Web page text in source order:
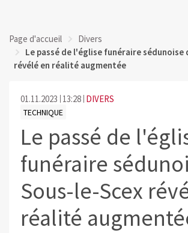
Page d'accueil
Divers
Le passé de l'église funéraire sédunoise
révélé en réalité augmentée
01.11.2023 13:28 DIVERS
TECHNIQUE
Le passé de
funéraire
Sous-le-Scex
réalité